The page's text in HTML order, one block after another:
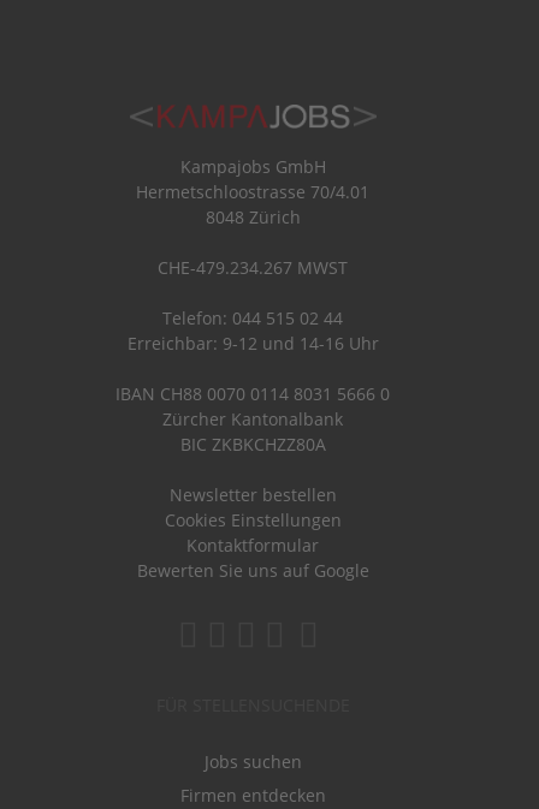
Kampajobs GmbH
Hermetschloostrasse 70/4.01
8048 Zürich
CHE-479.234.267 MWST
Telefon: 044 515 02 44
Erreichbar: 9-12 und 14-16 Uhr
IBAN CH88 0070 0114 8031 5666 0
Zürcher Kantonalbank
BIC ZKBKCHZZ80A
Newsletter bestellen
Cookies Einstellungen
Kontaktformular
Bewerten Sie uns auf Google
Jobs suchen
Firmen entdecken